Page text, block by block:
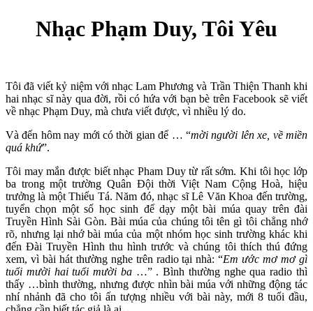
Nhạc Phạm Duy, Tôi Yêu
Tôi đã viết kỷ niệm với nhạc Lam Phương và Trần Thiện Thanh khi
hai nhạc sĩ này qua đời, rồi có hứa với bạn bè trên Facebook sẽ viết
về nhạc Phạm Duy, mà chưa viết được, vì nhiều lý do.
Và đến hôm nay mới có thời gian để … “mời người lên xe, về miền
quá khứ”.
Tôi may mắn được biết nhạc Pham Duy từ rất sớm. Khi tôi học lớp
ba trong một trường Quân Đội thời Việt Nam Cộng Hoà, hiệu
trưởng là một Thiếu Tá. Năm đó, nhạc sĩ Lê Văn Khoa đến trường,
tuyển chọn một số học sinh để dạy một bài múa quay trên đài
Truyền Hình Sài Gòn. Bài múa của chúng tôi tên gì tôi chẳng nhớ
rõ, nhưng lại nhớ bài múa của một nhóm học sinh trường khác khi
đến Đài Truyền Hình thu hình trước và chúng tôi thích thú đứng
xem, vì bài hát thường nghe trên radio tại nhà: “Em ước mơ mơ gì
tuổi mười hai tuổi mười ba…” . Bình thường nghe qua radio thì
thấy …bình thường, nhưng được nhìn bài múa với những động tác
nhí nhảnh đã cho tôi ấn tượng nhiều với bài này, mới 8 tuổi đầu,